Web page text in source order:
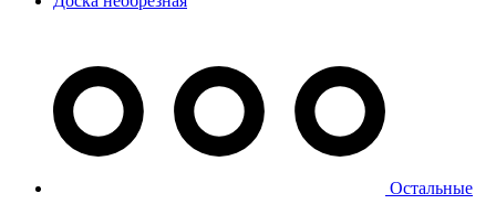
Остальные